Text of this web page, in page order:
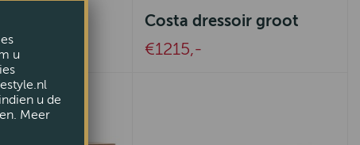
Costa dressoir groot
€1215,-
u
u de
Meer